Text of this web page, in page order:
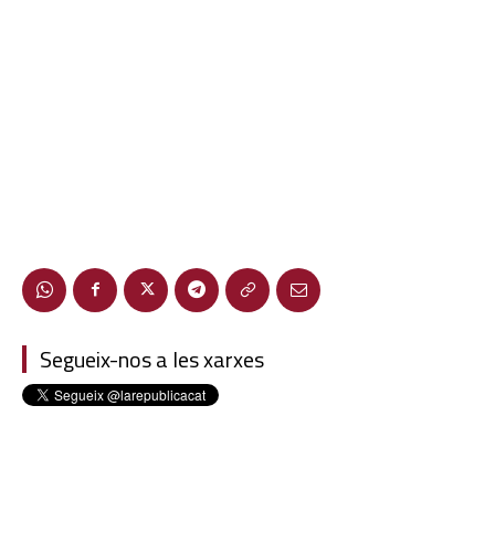
Segueix-nos a les xarxes